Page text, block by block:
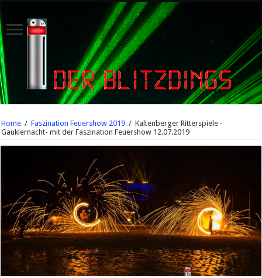
Home / Faszination Feuershow 2019 / Kaltenberger Ritterspiele -
Gauklernacht- mit der Faszination Feuershow 12.07.2019